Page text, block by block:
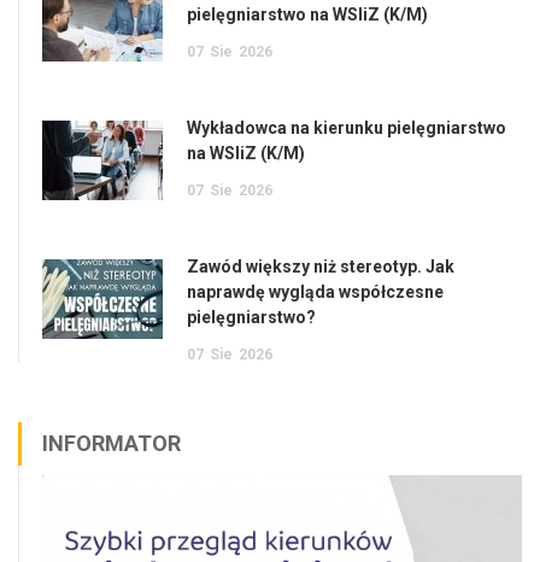
pielęgniarstwo na WSIiZ (K/M)
07 Sie 2026
Wykładowca na kierunku pielęgniarstwo
na WSIiZ (K/M)
07 Sie 2026
Zawód większy niż stereotyp. Jak
naprawdę wygląda współczesne
pielęgniarstwo?
07 Sie 2026
INFORMATOR